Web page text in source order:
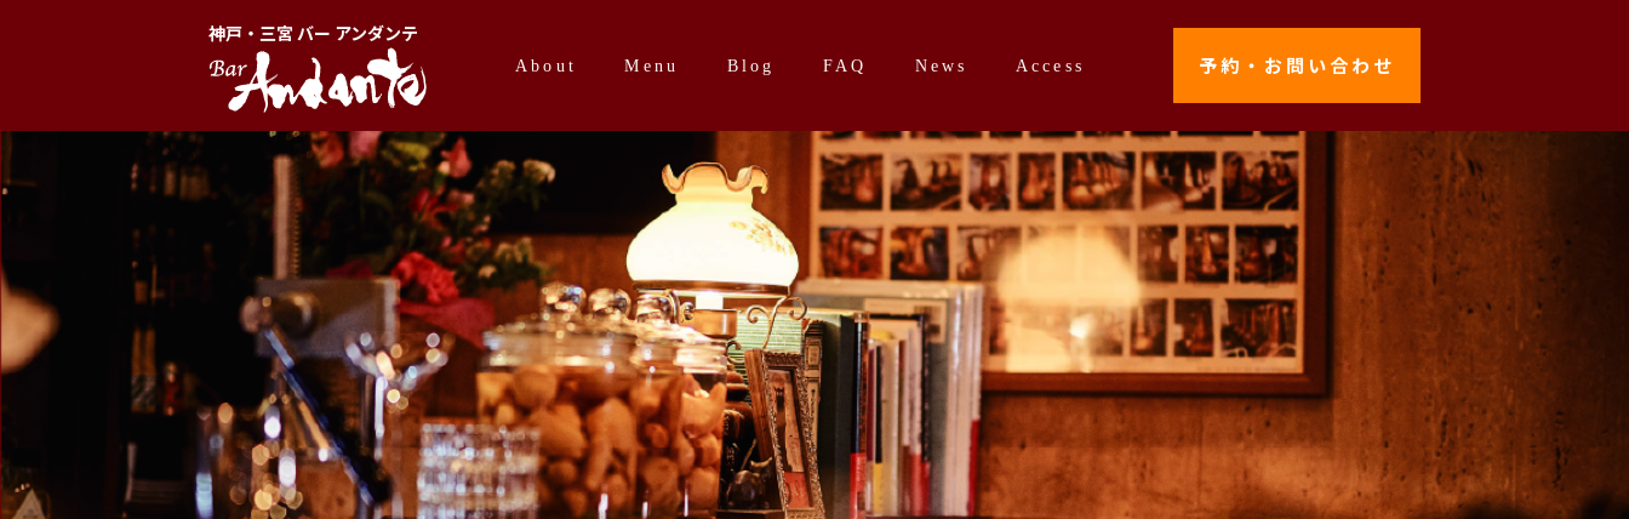
神戸・三宮 バー アンダンテ
About Menu Blog FAQ News Access 予約・お問い合わせ